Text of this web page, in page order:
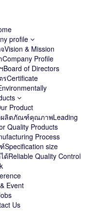
profile
Vision & Mission
Company Profile
Board of Directors
รCertificate
Product
ผลิตภัณฑ์คุณภาพLeading
Quality Products
Process
Specification size
ด้Reliable Quality Control
Event
Us